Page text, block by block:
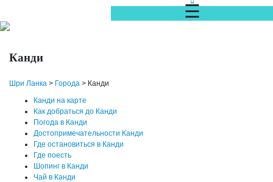
☰
Канди
Шри Ланка > Города > Канди
Канди на карте
Как добраться до Канди
Погода в Канди
Достопримечательности Канди
Где остановиться в Канди
Где поесть
Шопинг в Канди
Чай в Канди